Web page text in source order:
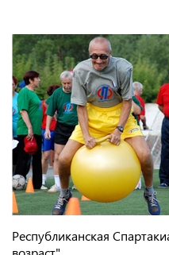
Республиканская